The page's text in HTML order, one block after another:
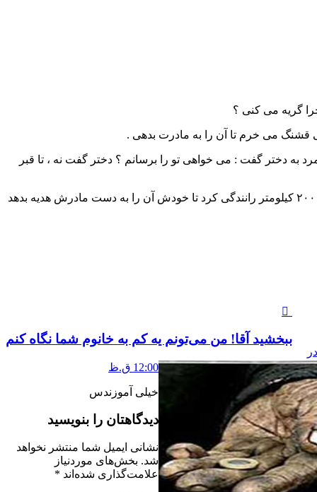
دختر گفت : می خواهی تو را برسانم ؟ دختر گفت نه ، تا قبر
مرد دیگرنمی توانست چیزی بگوید٬ بغض گلویش را گرفت و دلش شکست. طاقت نیاورد٬ به گل فروشی برگشت٬ دسته گل را پس گرفت و ۲۰۰ کیلومتر رانندگی کرد تا خودش آن را به دست مادرش هدیه بدهد
ببخشید آقا! من می‌تونم یه کم به خانوم شما نگاه کنم
14 ژانویه , 2015 در
12:00 ق.ظ
خیلی آموزندس
دیدگاهتان را بنویسید
نشانی ایمیل شما منتشر نخواهد
شد. بخش‌های موردنیاز
علامت‌گذاری شده‌اند *